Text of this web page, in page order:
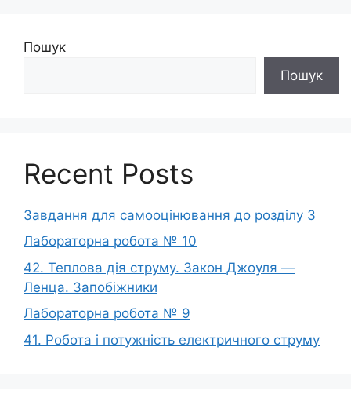
Пошук
Пошук
Recent Posts
Завдання для самооцінювання до розділу 3
Лабораторна робота № 10
42. Теплова дія струму. Закон Джоуля —
Ленца. Запобіжники
Лабораторна робота № 9
41. Робота і потужність електричного струму